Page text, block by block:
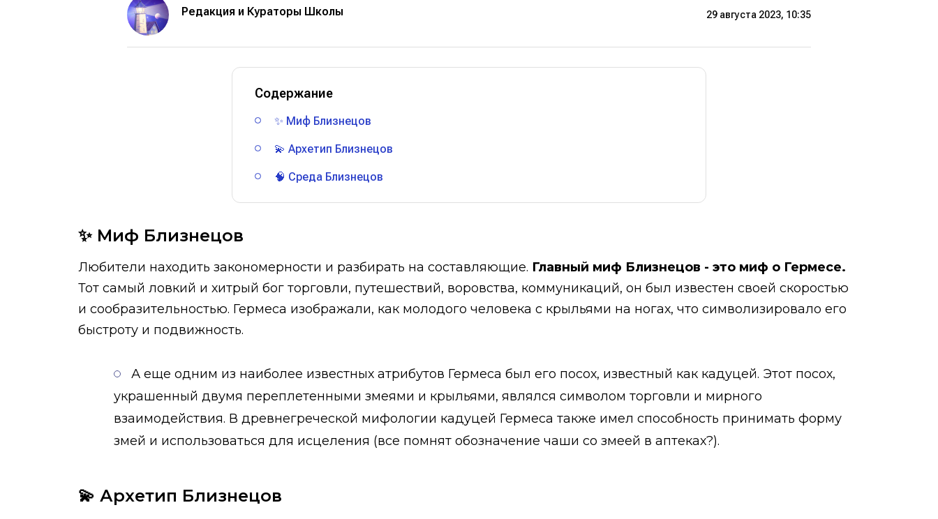
Редакция и Кураторы Школы 29 августа 2023, 10:35
Содержание
✨ Миф Близнецов
💫 Архетип Близнецов
🧠 Среда Близнецов
✨ Миф Близнецов
Любители находить закономерности и разбирать на составляющие. Главный миф Близнецов - это миф о Гермесе.
Тот самый ловкий и хитрый бог торговли, путешествий, воровства, коммуникаций, он был известен своей скоростью
и сообразительностью. Гермеса изображали, как молодого человека с крыльями на ногах, что символизировало его
быстроту и подвижность.
А еще одним из наиболее известных атрибутов Гермеса был его посох, известный как кадуцей. Этот посох,
украшенный двумя переплетенными змеями и крыльями, являлся символом торговли и мирного
взаимодействия. В древнегреческой мифологии кадуцей Гермеса также имел способность принимать форму
змей и использоваться для исцеления (все помнят обозначение чаши со змеей в аптеках?).
💫 Архетип Близнецов